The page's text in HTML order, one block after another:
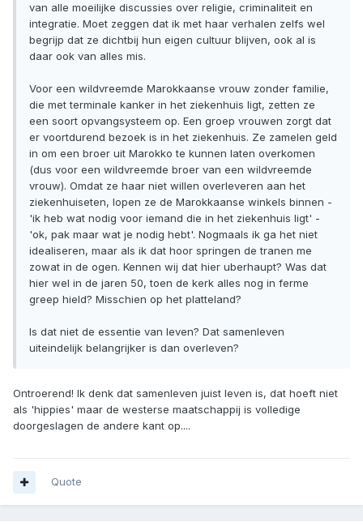
van alle moeilijke discussies over religie, criminaliteit en
integratie. Moet zeggen dat ik met haar verhalen zelfs wel
begrijp dat ze dichtbij hun eigen cultuur blijven, ook al is
daar ook van alles mis.
Voor een wildvreemde Marokkaanse vrouw zonder familie,
die met terminale kanker in het ziekenhuis ligt, zetten ze
een soort opvangsysteem op. Een groep vrouwen zorgt dat
er voortdurend bezoek is in het ziekenhuis. Ze zamelen geld
in om een broer uit Marokko te kunnen laten overkomen
(dus voor een wildvreemde broer van een wildvreemde
vrouw). Omdat ze haar niet willen overleveren aan het
ziekenhuiseten, lopen ze de Marokkaanse winkels binnen -
'ik heb wat nodig voor iemand die in het ziekenhuis ligt' -
'ok, pak maar wat je nodig hebt'. Nogmaals ik ga het niet
idealiseren, maar als ik dat hoor springen de tranen me
zowat in de ogen. Kennen wij dat hier uberhaupt? Was dat
hier wel in de jaren 50, toen de kerk alles nog in ferme
greep hield? Misschien op het platteland?
Is dat niet de essentie van leven? Dat samenleven
uiteindelijk belangrijker is dan overleven?
Ontroerend! Ik denk dat samenleven juist leven is, dat hoeft niet
als 'hippies' maar de westerse maatschappij is volledige
doorgeslagen de andere kant op....
Quote